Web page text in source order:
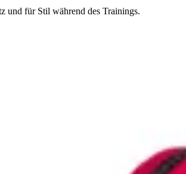
und für Stil während des Trainings.